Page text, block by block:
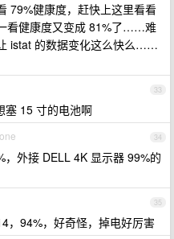
79%健康度，赶快上这里看看
看健康度又变成 81%了……难
istat 的数据变化这么快么……
33
塞 15 寸的电池啊
34
外接 DELL 4K 显示器 99%的
35
，94%，好奇怪，掉电好厉害